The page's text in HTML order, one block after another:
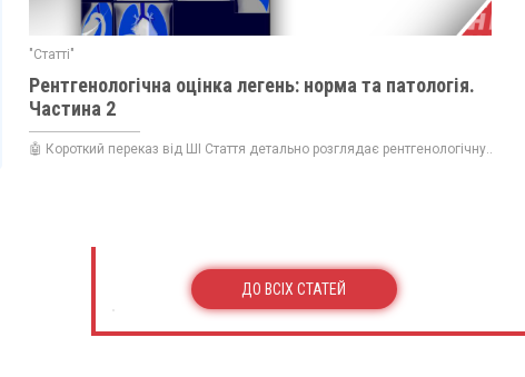
"Статті"
Рентгенологічна оцінка легень: норма та патологія.
Частина 2
🤖 Короткий переказ від ШІ Стаття детально розглядає рентгенологічну...
ДО ВСІХ СТАТЕЙ